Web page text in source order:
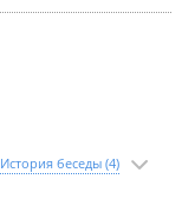
История беседы (4)